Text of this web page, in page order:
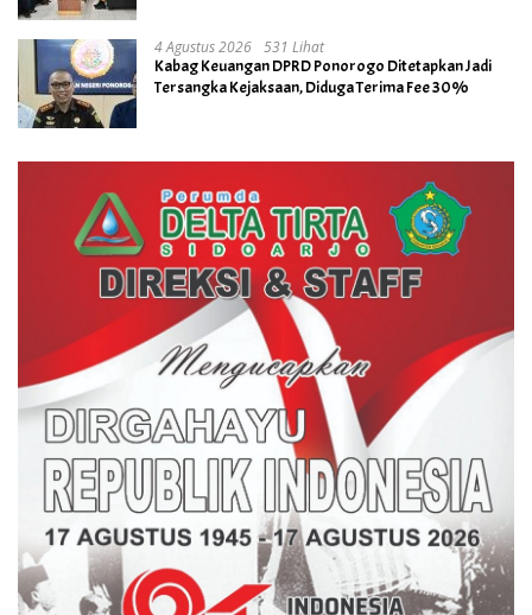
4 Agustus 2026 531 Lihat
Kabag Keuangan DPRD Ponorogo Ditetapkan Jadi
Tersangka Kejaksaan, Diduga Terima Fee 30%